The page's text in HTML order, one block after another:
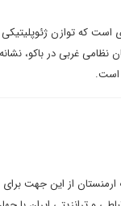
است که توازن
غربی در باکو،
است.
از این جهت برای